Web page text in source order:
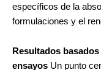
específicos de la
formulaciones y el
Resultados
ensayos Un punto